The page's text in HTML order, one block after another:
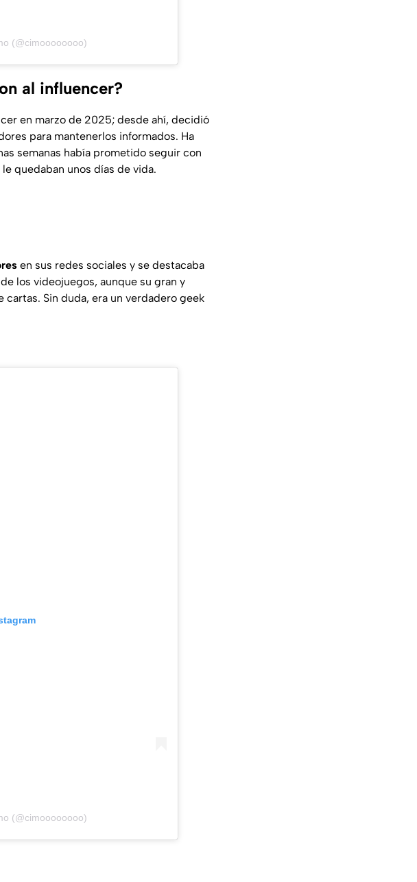
(@cimoooooooo)
al influencer?
en marzo de 2025; desde ahí, decidió
para mantenerlos informados. Ha
semanas había prometido seguir con
quedaban unos días de vida.
en sus redes sociales y se destacaba
los videojuegos, aunque su gran y
cartas. Sin duda, era un verdadero geek
(@cimoooooooo)